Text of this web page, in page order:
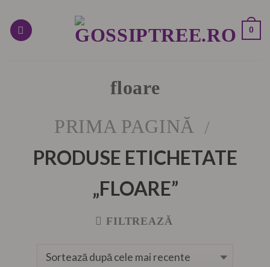
content
0
floare
PRIMA PAGINĂ /
PRODUSE ETICHETATE
„FLOARE”
FILTREAZĂ